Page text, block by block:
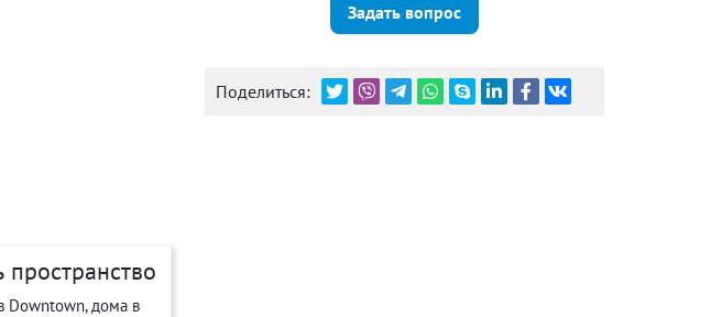
Downtown, дома в
Задать вопрос
Поделиться: